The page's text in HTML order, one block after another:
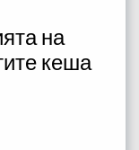
на
кеша